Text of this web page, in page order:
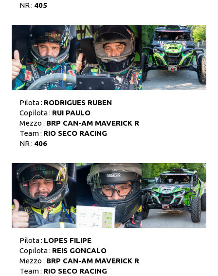
NR : 405
Pilota : RODRIGUES RUBEN
Copilota : RUI PAULO
Mezzo : BRP CAN-AM MAVERICK R
Team : RIO SECO RACING
NR : 406
Pilota : LOPES FILIPE
Copilota : REIS GONCALO
Mezzo : BRP CAN-AM MAVERICK R
Team : RIO SECO RACING